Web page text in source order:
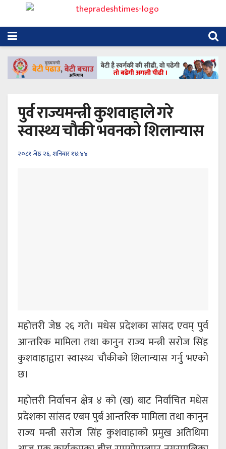
पुर्व राज्यमन्त्री कुशवाहाले गरे
स्वास्थ्य चौकी भवनको शिलान्यास
२०८१ जेष्ठ २६, शनिबार १४:४४
महोत्तरी जेष्ठ २६ गते। मधेस प्रदेशका सांसद एवम् पुर्व
आन्तरिक मामिला तथा कानुन राज्य मन्त्री सरोज सिंह
कुशवाहाद्वारा स्वास्थ्य चौकीको शिलान्यास गर्नु भएको
छ।
महोत्तरी निर्वाचन क्षेत्र ४ को (ख) बाट निर्वाचित मधेस
प्रदेशका सांसद एबम पुर्ब आन्तरिक मामिला तथा कानुन
राज्य मन्त्री सरोज सिंह कुशवाहाको प्रमुख अतिथिमा